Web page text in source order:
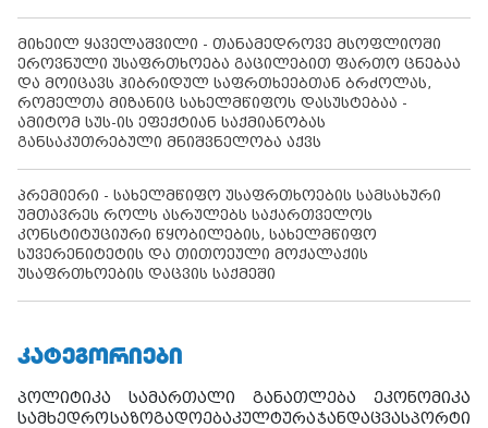
მიხეილ ყაველაშვილი - თანამედროვე მსოფლიოში
ეროვნული უსაფრთხოება გაცილებით ფართო ცნებაა
და მოიცავს ჰიბრიდულ საფრთხეებთან ბრძოლას,
რომელთა მიზანიც სახელმწიფოს დასუსტებაა -
ამიტომ სუს-ის ეფექტიან საქმიანობას
განსაკუთრებული მნიშვნელობა აქვს
პრემიერი - სახელმწიფო უსაფრთხოების სამსახური
უმთავრეს როლს ასრულებს საქართველოს
კონსტიტუციური წყობილების, სახელმწიფო
სუვერენიტეტის და თითოეული მოქალაქის
უსაფრთხოების დაცვის საქმეში
ᲙᲐᲢᲔᲒᲝᲠᲘᲔᲑᲘ
პოლიტიკა სამართალი განათლება
ეკონომიკა
სამხედროსაზოგადოებაკულტურაჯანდაცვასპორტი